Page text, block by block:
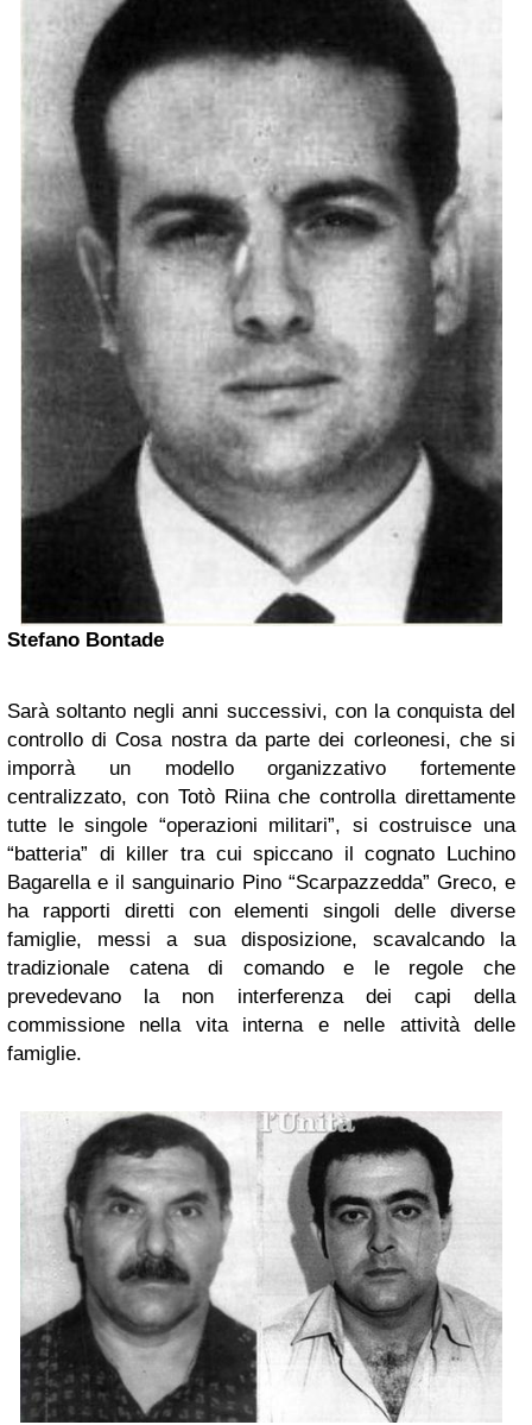
Stefano Bontade
Sarà soltanto negli anni successivi, con la conquista del
controllo di Cosa nostra da parte dei corleonesi, che si
imporrà un modello organizzativo fortemente
centralizzato, con Totò Riina che controlla direttamente
tutte le singole “operazioni militari”, si costruisce una
“batteria” di killer tra cui spiccano il cognato Luchino
Bagarella e il sanguinario Pino “Scarpazzedda” Greco, e
ha rapporti diretti con elementi singoli delle diverse
famiglie, messi a sua disposizione, scavalcando la
tradizionale catena di comando e le regole che
prevedevano la non interferenza dei capi della
commissione nella vita interna e nelle attività delle
famiglie.